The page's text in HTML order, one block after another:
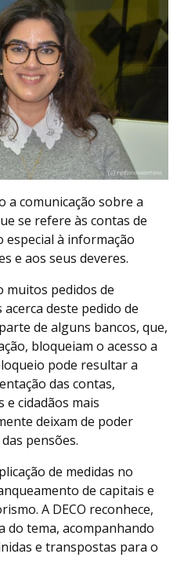
a comunicação sobre a
se refere às contas de
especial à informação
e aos seus deveres.
muitos pedidos de
deste pedido de
de alguns bancos, que,
bloqueiam o acesso a
pode resultar a
das contas,
cidadãos mais
deixam de poder
pensões.
de medidas no
de capitais e
A DECO reconhece,
do tema, acompanhando
e transpostas para o